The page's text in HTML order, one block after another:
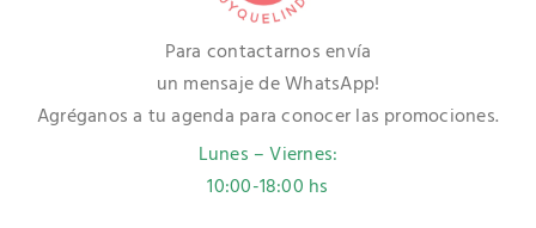
Para contactarnos envía
un mensaje de WhatsApp!
Agréganos a tu agenda para conocer las promociones.
Lunes – Viernes:
10:00-18:00 hs